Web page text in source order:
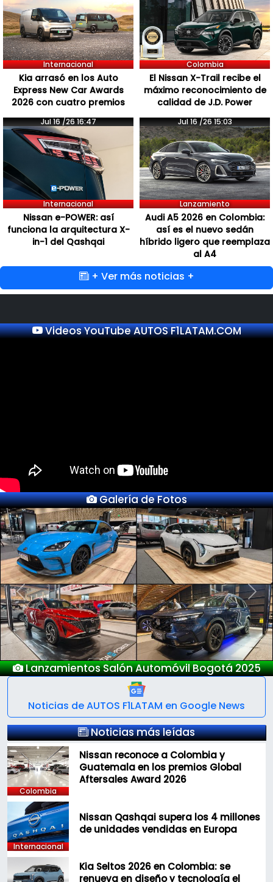
Internacional
Kia arrasó en los Auto
Express New Car Awards
2026 con cuatro premios
Colombia
El Nissan X-Trail recibe el
máximo reconocimiento de
calidad de J.D. Power
Jul 16 /26 16:47
Internacional
Nissan e-POWER: así
funciona la arquitectura X-
in-1 del Qashqai
Jul 16 /26 15:03
Lanzamiento
Audi A5 2026 en Colombia:
así es el nuevo sedán
híbrido ligero que reemplaza
al A4
+ Ver más noticias +
Videos YouTube AUTOS F1LATAM.COM
Galería de Fotos
Nuevo Deepal S05
Previous Next
Noticias de AUTOS F1LATAM en Google News
Noticias más leídas
Colombia
Nissan reconoce a Colombia y
Guatemala en los premios Global
Aftersales Award 2026
Internacional
Nissan Qashqai supera los 4 millones
de unidades vendidas en Europa
Kia Seltos 2026 en Colombia: se
renueva en diseño y tecnología el